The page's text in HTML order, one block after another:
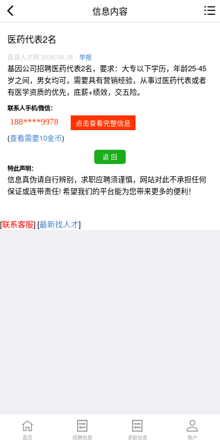
信息内容
医药代表2名
莒县人才网 2026.08.08 举报
基因公司招聘医药代表2名，要求：大专以下学历，年龄25-45
岁之间，男女均可，需要具有营销经验，从事过医药代表或者
有医学资质的优先，底薪+绩效，交五险。
联系人手机/微信：
188****9978 点击查看完整信息
(查看需要10金币)
特此声明：
信息真伪请自行辨别，求职应聘须谨慎，网站对此不承担任何
保证或连带责任! 希望我们的平台能为您带来更多的便利！
[联系客服] [最新找人才]
首页 招聘信息 求职信息 账户